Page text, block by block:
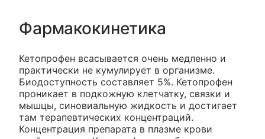
Фармакокинетика
Кетопрофен всасывается очень медленно и
практически не кумулирует в организме.
Биодоступность составляет 5%. Кетопрофен
проникает в подкожную клетчатку, связки и
мышцы, синовиальную жидкость и достигает
там терапевтических концентраций.
Концентрация препарата в плазме крови